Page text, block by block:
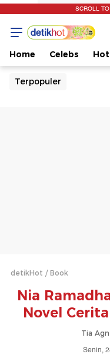
SCROLL
Home Celebs
Terpopuler
detikHot Book
Nia
Novel
Tia
Senin,